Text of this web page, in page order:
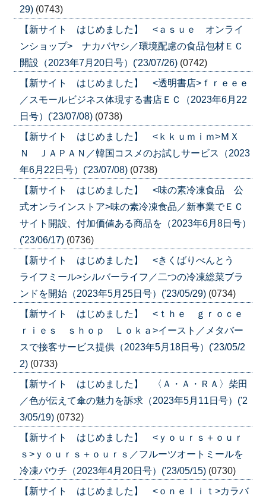
29) (0743)
【新サイト はじめました】 <ａｓｕｅ オンライ
ンショップ> ナカバヤシ／環境配慮の食品包材ＥＣ
開設（2023年7月20日号）('23/07/26) (0742)
【新サイト はじめました】 <透明書店>ｆｒｅｅｅ
／スモールビジネス体現する書店ＥＣ（2023年6月22
日号）('23/07/08) (0738)
【新サイト はじめました】 <ｋｋｕｍｉｍ>ＭＸ
Ｎ ＪＡＰＡＮ／韓国コスメのお試しサービス（2023
年6月22日号）('23/07/08) (0738)
【新サイト はじめました】 <味の素冷凍食品 公
式オンラインストア>味の素冷凍食品／新事業でＥＣ
サイト開設、付加価値ある商品を（2023年6月8日号）
('23/06/17) (0736)
【新サイト はじめました】 <きくばりべんとう
ライフミール>シルバーライフ／二つの冷凍総菜ブラ
ンドを開始（2023年5月25日号）('23/05/29) (0734)
【新サイト はじめました】 <ｔｈｅ ｇｒｏｃｅ
ｒｉｅｓ ｓｈｏｐ Ｌｏｋａ>イースト／メタバー
スで接客サービス提供（2023年5月18日号）('23/05/2
2) (0733)
【新サイト はじめました】 〈Ａ・Ａ・ＲＡ〉柴田
／色が伝えて傘の魅力を訴求（2023年5月11日号）('2
3/05/19) (0732)
【新サイト はじめました】 <ｙｏｕｒｓ＋ｏｕｒ
ｓ>ｙｏｕｒｓ＋ｏｕｒｓ／フルーツオートミールを
冷凍パウチ（2023年4月20日号）('23/05/15) (0730)
【新サイト はじめました】 <ｏｎｅｌｉｔ>カラバ